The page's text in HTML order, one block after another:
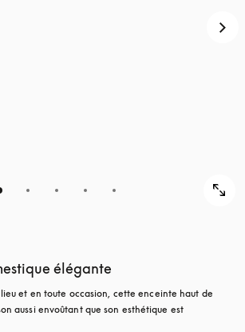
élégante
et en toute occasion, cette enceinte haut de
aussi envoûtant que son esthétique est